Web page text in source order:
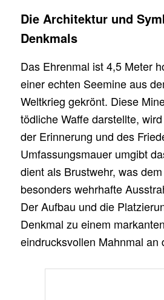
Die Architektur und
Denkmals
Das Ehrenmal ist 4,5 Meter
einer echten Seemine aus
Weltkrieg gekrönt. Diese
tödliche Waffe darstellte,
der Erinnerung und des
Umfassungsmauer umgibt
dient als Brustwehr, was
besonders wehrhafte
Der Aufbau und die
Denkmal zu einem
eindrucksvollen Mahnmal an